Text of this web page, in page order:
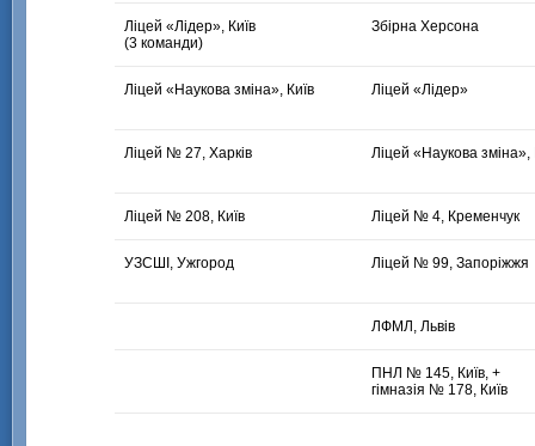
Ліцей «Лідер», Київ
(3 команди)
Збірна Херсона
Ліцей «Наукова зміна», Київ Ліцей «Лідер»
Ліцей № 27, Харків Ліцей «Наукова зміна»,
Ліцей № 208, Київ Ліцей № 4, Кременчук
УЗСШІ, Ужгород Ліцей № 99, Запоріжжя
ЛФМЛ, Львів
ПНЛ № 145, Київ, +
гімназія № 178, Київ